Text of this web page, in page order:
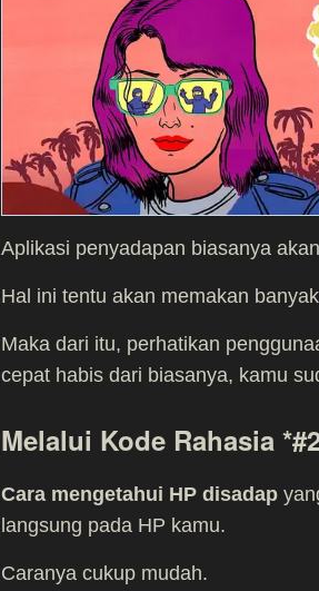
Aplikasi penyadapan biasanya
Hal ini tentu akan memakan
Maka dari itu, perhatikan
cepat habis dari biasanya, kamu
Melalui Kode Rahasia
Cara mengetahui HP disadap
langsung pada HP kamu.
Caranya cukup mudah.